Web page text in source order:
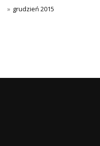
grudzień 2015